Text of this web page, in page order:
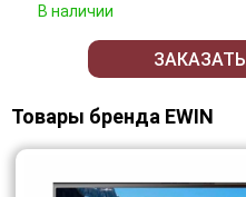
В наличии
ЗАКАЗАТЬ
Товары бренда EWIN